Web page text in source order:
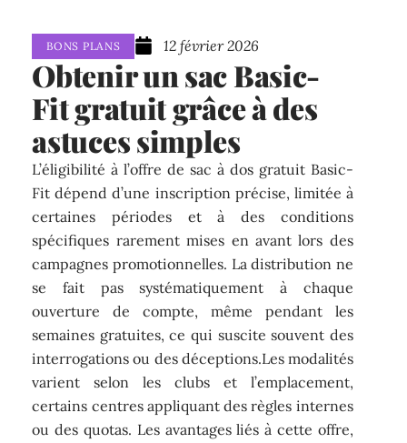
BONS PLANS 12 février 2026
Obtenir un sac Basic-
Fit gratuit grâce à des
astuces simples
L’éligibilité à l’offre de sac à dos gratuit Basic-
Fit dépend d’une inscription précise, limitée à
certaines périodes et à des conditions
spécifiques rarement mises en avant lors des
campagnes promotionnelles. La distribution ne
se fait pas systématiquement à chaque
ouverture de compte, même pendant les
semaines gratuites, ce qui suscite souvent des
interrogations ou des déceptions.Les modalités
varient selon les clubs et l’emplacement,
certains centres appliquant des règles internes
ou des quotas. Les avantages liés à cette offre,